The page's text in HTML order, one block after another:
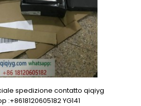
spedizione contatto qiqiyg
:+8618120605182 YG141